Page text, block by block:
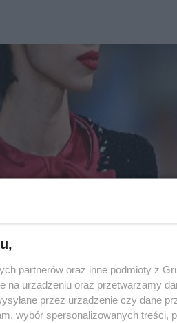
partnerów oraz inne podmioty z
na urządzeniu oraz przetwarzamy
przez urządzenie czy dane
wybór spersonalizowanych treści,